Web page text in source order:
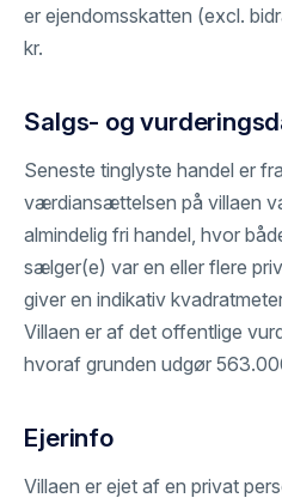
er ejendomsskatten (excl.
kr.
Salgs- og
Seneste tinglyste handel er
værdiansættelsen på villaen
almindelig fri handel, hvor
sælger(e) var en eller flere
giver en indikativ
Villaen er af det offentlige
hvoraf grunden udgør
Ejerinfo
Villaen er ejet af en privat